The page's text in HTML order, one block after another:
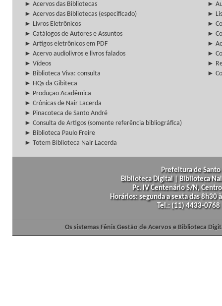
► Acervos das Bibliotecas
►
► Acervos das Bibliotecas (especificado)
►
► Livros Eletrônicos
►
► Catálogos de Autores e Assuntos
►
► Artigos eletrônicos em PDF
►
► Acervo audiolivros e livros falados
►
► Vídeos
►
► Biblioteca Viva: consulta
►
► HQs da Gibiteca
► Produção Acadêmica
► Crônicas de Nair Lacerda
► Pinacoteca de Santo André
► Consulta de Artigos (somente referência bibliográfica)
► Biblioteca Paulo Freire
► Totem Biblioteca Nair Lacerda
Prefeitura de
Biblioteca Digital | Biblioteca
Pc. IV Centenário S/N,
Horários: segunda a sexta das
Tel.: (11) 4433-
Os sistemas Fênix Gestão de Acervos e Biblioteca